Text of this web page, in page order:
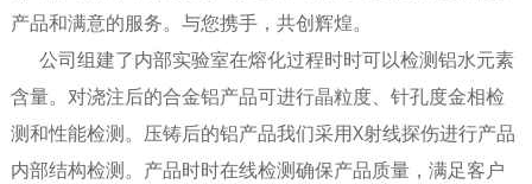
产品和满意的服务。与您携手，共创辉煌。
公司组建了内部实验室在熔化过程时时可以检测铝水元素
含量。对浇注后的合金铝产品可进行晶粒度、针孔度金相检
测和性能检测。压铸后的铝产品我们采用X射线探伤进行产品
内部结构检测。产品时时在线检测确保产品质量，满足客户